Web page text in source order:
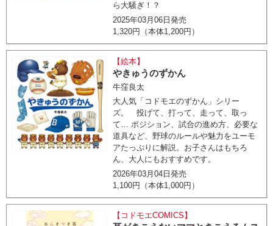
ら大騒ぎ！？
2025年03月06日発売
1,320円（本体1,200円）
【絵本】
やきゅうのずかん
牛窪良太
大人気「コドモエのずかん」シリー
ズ。 投げて、打って、走って、取っ
て… ポジション、試合の進め方、必要な
道具など、野球のルールや魅力をユーモ
アたっぷりに解説。お子さんはもちろ
ん、大人にもおすすめです。
2026年03月04日発売
1,100円（本体1,000円）
【コドモエCOMICS】